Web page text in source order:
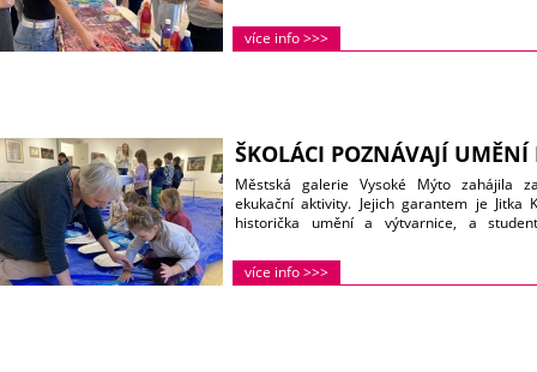
více info >>>
ŠKOLÁCI POZNÁVAJÍ UMĚNÍ
Městská galerie Vysoké Mýto zahájila
ekukační aktivity. Jejich garantem je Jitka
historička umění a výtvarnice, a
více info >>>